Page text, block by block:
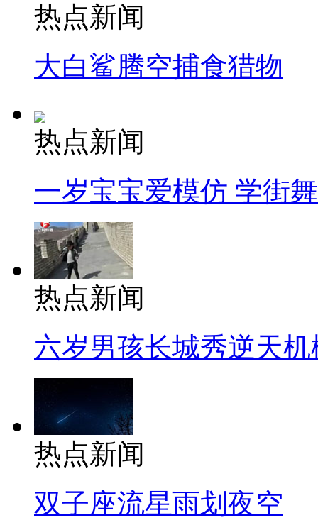
热点新闻
大白鲨腾空捕食猎物
热点新闻
一岁宝宝爱模仿 学街
热点新闻
六岁男孩长城秀逆天机
热点新闻
双子座流星雨划夜空